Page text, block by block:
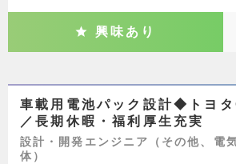
興味あり
車載用電池パック設計◆トヨタ
／長期休暇・福利厚生充実
設計・開発エンジニア（その他、電
体）